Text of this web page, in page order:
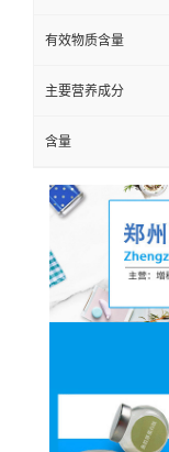
有效物质含量
主要营养成分
含量